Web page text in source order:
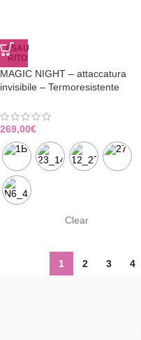
ESAU
RITO
MAGIC NIGHT – attaccatura
invisibile – Termoresistente
269,00€
Clear
1 2 3 4